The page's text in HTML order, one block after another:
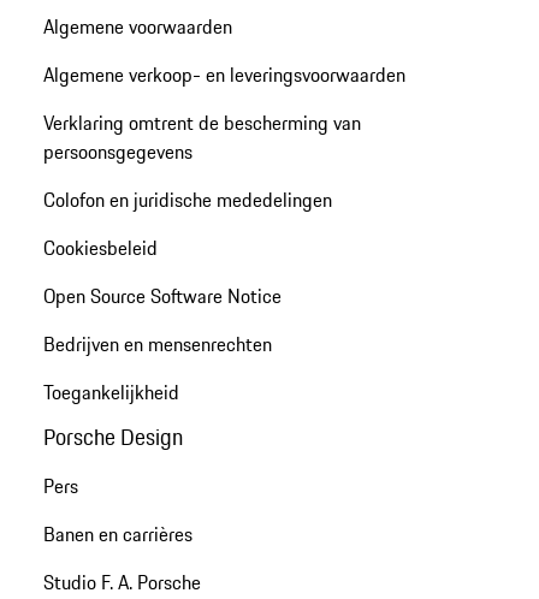
Algemene voorwaarden
Algemene verkoop- en leveringsvoorwaarden
Verklaring omtrent de bescherming van
persoonsgegevens
Colofon en juridische mededelingen
Cookiesbeleid
Open Source Software Notice
Bedrijven en mensenrechten
Toegankelijkheid
Porsche Design
Pers
Banen en carrières
Studio F. A. Porsche